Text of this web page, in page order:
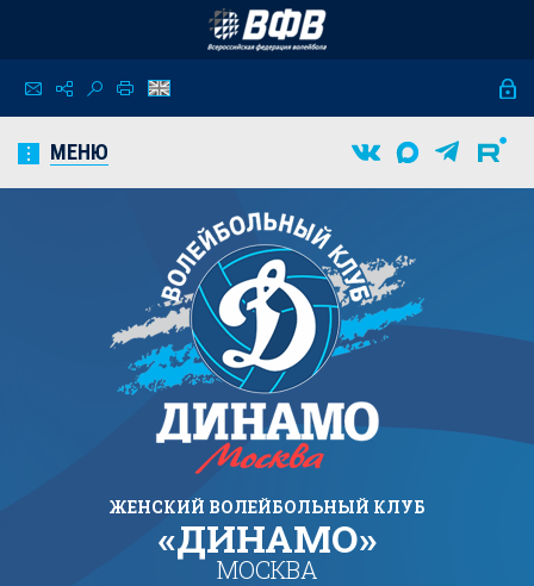
МЕНЮ
ЖЕНСКИЙ ВОЛЕЙБОЛЬНЫЙ КЛУБ
«ДИНАМО»
МОСКВА